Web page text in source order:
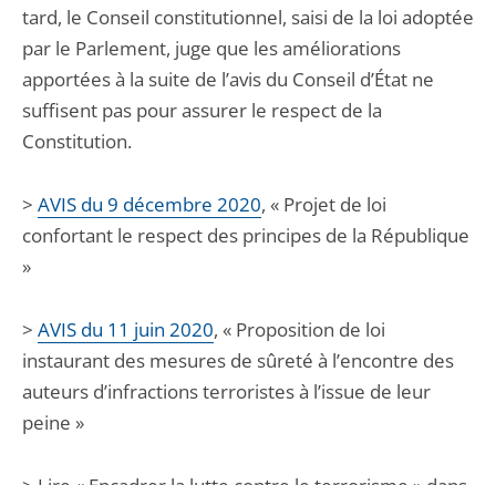
tard, le Conseil constitutionnel, saisi de la loi adoptée
par le Parlement, juge que les améliorations
apportées à la suite de l’avis du Conseil d’État ne
suffisent pas pour assurer le respect de la
Constitution.
> AVIS du 9 décembre 2020, « Projet de loi
confortant le respect des principes de la République
»
> AVIS du 11 juin 2020, « Proposition de loi
instaurant des mesures de sûreté à l’encontre des
auteurs d’infractions terroristes à l’issue de leur
peine »